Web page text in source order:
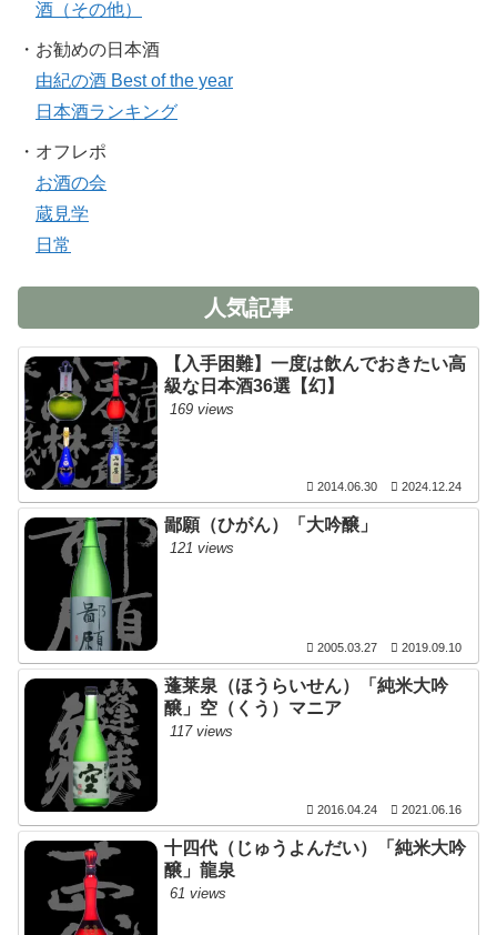
酒（その他）
・お勧めの日本酒
由紀の酒 Best of the year
日本酒ランキング
・オフレポ
お酒の会
蔵見学
日常
人気記事
【入手困難】一度は飲んでおきたい高
級な日本酒36選【幻】
169 views
2014.06.30 2024.12.24
鄙願（ひがん）「大吟醸」
121 views
2005.03.27 2019.09.10
蓬莱泉（ほうらいせん）「純米大吟
醸」空（くう）マニア
117 views
2016.04.24 2021.06.16
十四代（じゅうよんだい）「純米大吟
醸」龍泉
61 views